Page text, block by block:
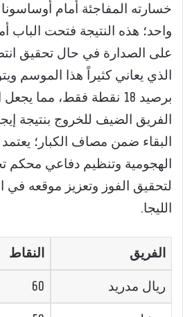
خسارته المفاجئة أمام
واحد؛ هذه النتيجة فتحت الباب
على الصدارة في حال تحقيق
الذي يعاني كثيراً هذا الموسم
برصيد 18 نقطة فقط، مما
الفريق الضيف للخروج بنتيجة
البقاء ضمن مصاف الكبار؛
الهجومية وتنظيم دفاعي محكم
لتحقيق الفوز وتعزيز موقعه
الليجا.
الفريق النقاط
ريال مدريد 60